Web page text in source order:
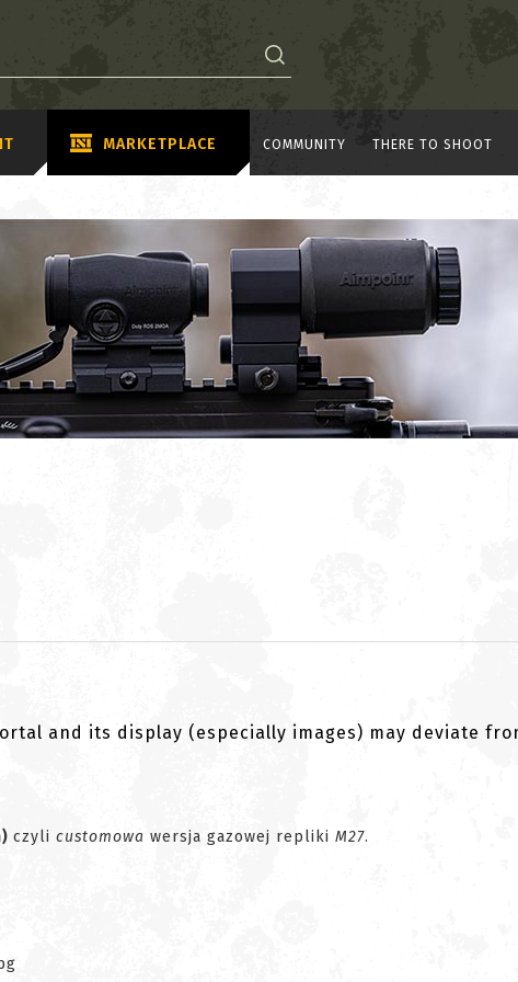
MARKETPLACE COMMUNITY THERE TO SHOOT
and its display (especially images) may deviate
czyli customowa wersja gazowej repliki M27.